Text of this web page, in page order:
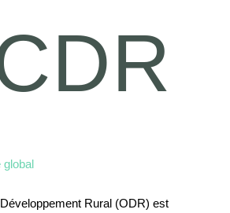
Développement Rural (ODR) est